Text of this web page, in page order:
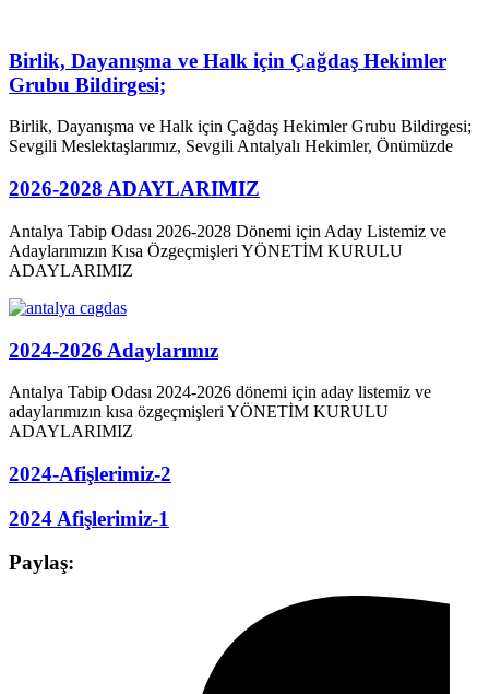
Birlik, Dayanışma ve Halk için Çağdaş Hekimler
Grubu Bildirgesi;
Birlik, Dayanışma ve Halk için Çağdaş Hekimler Grubu Bildirgesi;
Sevgili Meslektaşlarımız, Sevgili Antalyalı Hekimler, Önümüzde
2026-2028 ADAYLARIMIZ
Antalya Tabip Odası 2026-2028 Dönemi için Aday Listemiz ve
Adaylarımızın Kısa Özgeçmişleri YÖNETİM KURULU
ADAYLARIMIZ
2024-2026 Adaylarımız
Antalya Tabip Odası 2024-2026 dönemi için aday listemiz ve
adaylarımızın kısa özgeçmişleri YÖNETİM KURULU
ADAYLARIMIZ
2024-Afişlerimiz-2
2024 Afişlerimiz-1
Paylaş: